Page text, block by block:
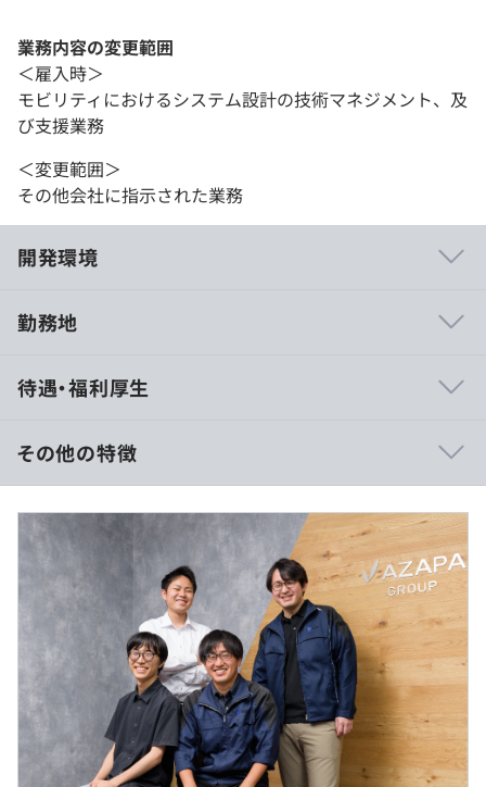
業務内容の変更範囲
＜雇入時＞
モビリティにおけるシステム設計の技術マネジメント、及
び支援業務
＜変更範囲＞
その他会社に指示された業務
開発環境
￣￣￣￣￣￣￣
モデルベース開発（MBD）を用いることで、実機試作で
はなく数式や実験データに基づいたバーチャル試作により
開発を進めることができます。時間とコストの削減、人的
ミスを防ぐことができ、大きなメリットがあります。注目
を浴びているモデルベース開発を用いて開発ができること
は当社の魅力です。
※経済産業省が主導しているプラントモデルI/Fガイドラ
インでは、当社グループが提案した手法が採用されていま
す！
・モデルベースの開発から運用まで携われる
プラントモデル（HILS）を0から作ってシュミレーション
を行い仕様検討を行うなど、モデルベースの開発から運用
までを自らの手で行うことで、エンジニアとしてのスキル
勤務地
待遇・福利厚生
《年収530万円～ の場合》
■賃金形態：年俸制（年俸を12分割）
■賃金の決定方法：当社規定により決定
■月給：約445,130円～（固定残業代を含む）
■基本給：346,000円～
■固定残業代：59,130円～（20時間分）
※超過分は別途支給
※20時間残業をしなくても、20時間分の見込残業代を
支給
■その他定額手当：住宅手当3万円
※経験・能力を考慮のうえ、決定します。
その他の特徴